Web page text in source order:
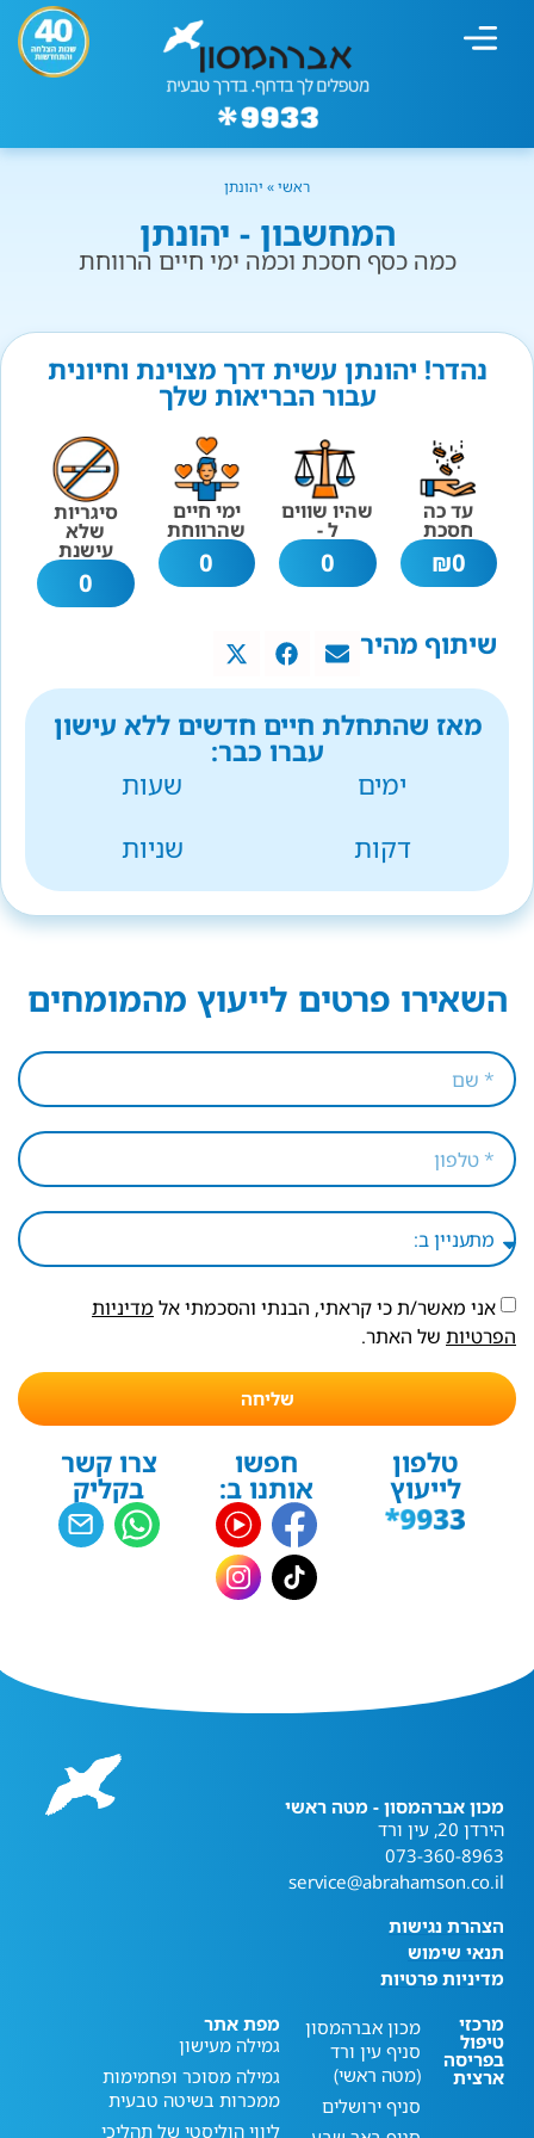
ראשי» יהונתן
המחשבון - יהונתן
כמה כסף חסכת וכמה ימי חיים הרווחת
נהדר! יהונתן עשית דרך מצוינת וחיונית
עבור הבריאות שלך
עד כה
חסכת
0
₪
שהיו שווים
ל -
0
ימי חיים
שהרווחת
0
סיגריות
שלא
עישנת
0
שיתוף מהיר
מאז שהתחלת חיים חדשים ללא עישון
עברו כבר:
ימים
שעות
דקות
שניות
השאירו פרטים לייעוץ מהמומחים
אני מאשר/ת כי קראתי, הבנתי והסכמתי אל מדיניות
הפרטיות של האתר.
שליחה
טלפון
לייעוץ
חפשו
אותנו ב:
צרו קשר
בקליק
מכון אברהמסון - מטה ראשי
הירדן 20, עין ורד
073-360-8963
service@abrahamson.co.il
הצהרת נגישות
תנאי שימוש
מדיניות פרטיות
מרכזי
טיפול
בפריסה
ארצית
מכון אברהמסון
סניף עין ורד
(מטה ראשי)
סניף ירושלים
מפת אתר
גמילה מעישון
גמילה מסוכר ופחמימות
ממכרות בשיטה טבעית
ליווי הוליסטי של תהליכי